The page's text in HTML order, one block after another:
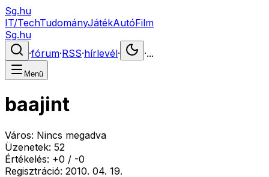
Sg.hu
IT/TechTudományJátékAutóFilm
Sg.hu
·fórum·RSS·hírlevél· ·...
Menü
baajint
Város: Nincs megadva
Üzenetek: 52
Értékelés: +0 / -0
Regisztráció: 2010. 04. 19.